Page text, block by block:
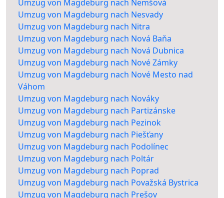
Umzug von Magdeburg nach Nemšová
Umzug von Magdeburg nach Nesvady
Umzug von Magdeburg nach Nitra
Umzug von Magdeburg nach Nová Baňa
Umzug von Magdeburg nach Nová Dubnica
Umzug von Magdeburg nach Nové Zámky
Umzug von Magdeburg nach Nové Mesto nad
Váhom
Umzug von Magdeburg nach Nováky
Umzug von Magdeburg nach Partizánske
Umzug von Magdeburg nach Pezinok
Umzug von Magdeburg nach Piešťany
Umzug von Magdeburg nach Podolínec
Umzug von Magdeburg nach Poltár
Umzug von Magdeburg nach Poprad
Umzug von Magdeburg nach Považská Bystrica
Umzug von Magdeburg nach Prešov